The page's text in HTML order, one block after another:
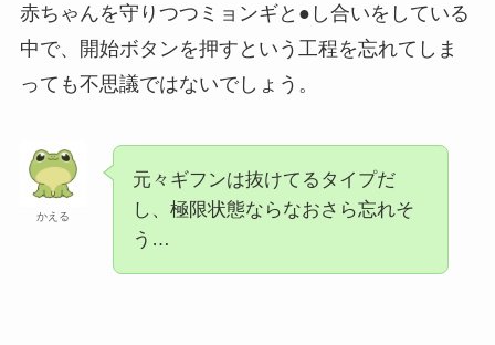
赤ちゃんを守りつつミョンギと●し合いをしている
中で、開始ボタンを押すという工程を忘れてしま
っても不思議ではないでしょう。
かえる
元々ギフンは抜けてるタイプだ
し、極限状態ならなおさら忘れそ
う…